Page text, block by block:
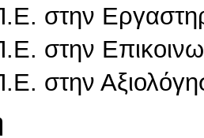
στην
στην
στην